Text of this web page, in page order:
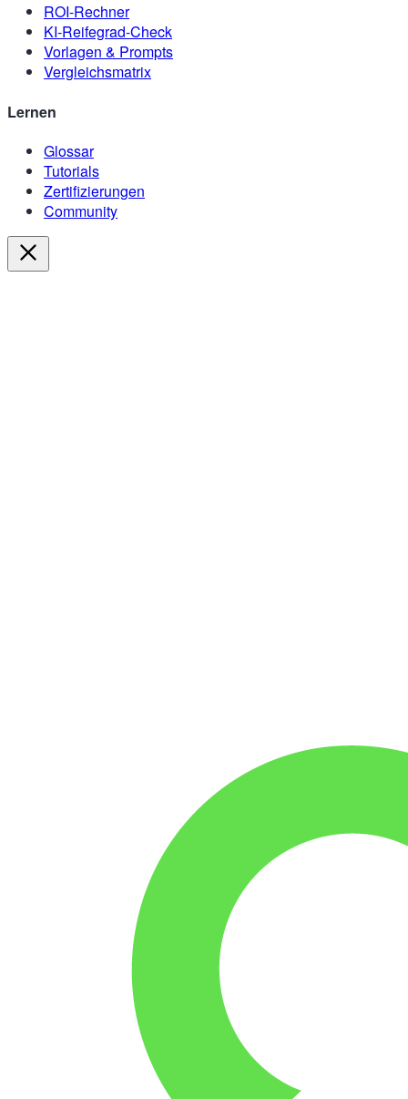
ROI-Rechner
KI-Reifegrad-Check
Vorlagen & Prompts
Vergleichsmatrix
Lernen
Glossar
Tutorials
Zertifizierungen
Community